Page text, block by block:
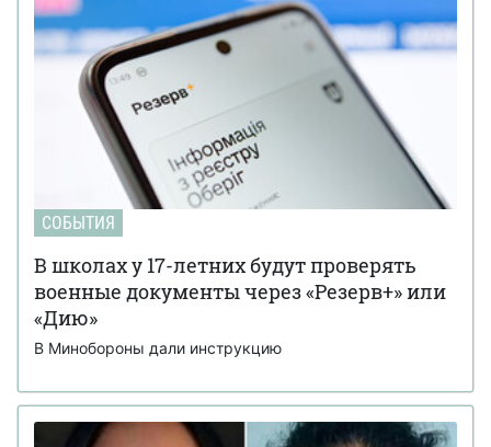
СОБЫТИЯ
В школах у 17-летних будут проверять
военные документы через «Резерв+» или
«Дию»
В Минобороны дали инструкцию